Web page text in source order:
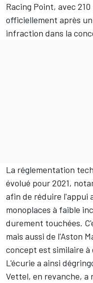
Racing Point, avec
officiellement après
infraction dans la
La réglementation
évolué pour 2021,
afin de réduire l'appui
monoplaces à faible
durement touchées.
mais aussi de l'Aston
concept est similaire à
L'écurie a ainsi
Vettel, en revanche, a